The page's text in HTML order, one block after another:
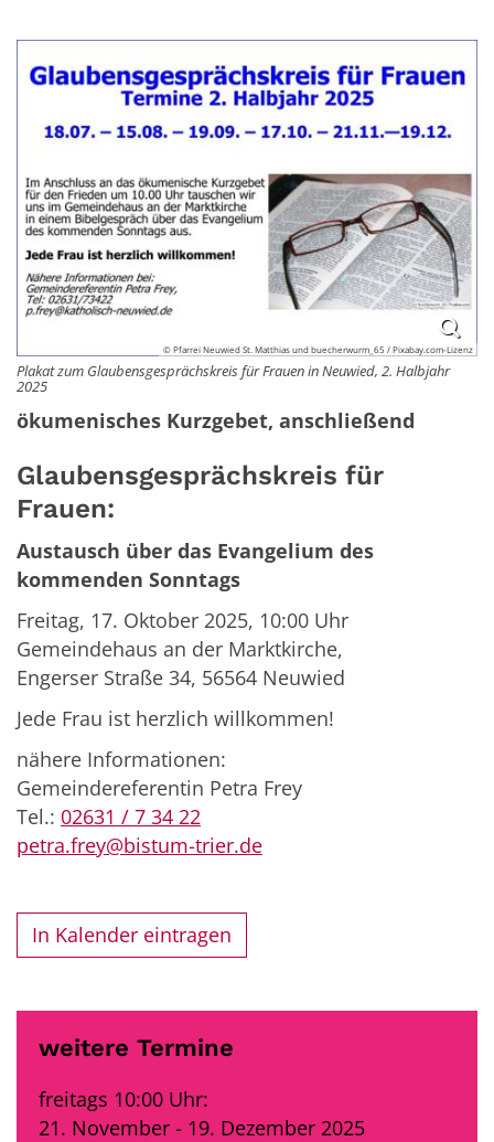
© Pfarrei Neuwied St. Matthias und buecherwurm_65 / Pixabay.com-Lizenz
Plakat zum Glaubensgesprächskreis für Frauen in Neuwied, 2. Halbjahr
2025
ökumenisches Kurzgebet, anschließend
Glaubensgesprächskreis für
Frauen:
Austausch über das Evangelium des
kommenden Sonntags
Freitag, 17. Oktober 2025, 10:00 Uhr
Gemeindehaus an der Marktkirche,
Engerser Straße 34, 56564 Neuwied
Jede Frau ist herzlich willkommen!
nähere Informationen:
Gemeindereferentin Petra Frey
Tel.: 02631 / 7 34 22
petra.frey@bistum-trier.de
In Kalender eintragen
weitere Termine
freitags 10:00 Uhr:
21. November - 19. Dezember 2025